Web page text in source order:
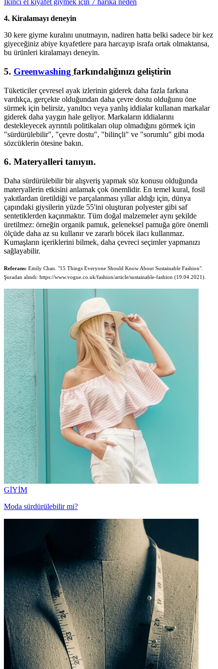
İkinci el kıyafet giymek için 7 harika neden
4. Kiralamayı deneyin
30 kere giyme kuralını unutmayın, nadiren hatta belki sadece bir kez
giyeceğiniz abiye kıyafetlere para harcayıp israfa ortak olmaktansa,
bu ürünleri kiralamayı deneyin.
5. Greenwashing farkındalığınızı geliştirin
Tüketiciler çevresel ayak izlerinin giderek daha fazla farkına
vardıkça, gerçekte olduğundan daha çevre dostu olduğunu öne
sürmek için belirsiz, yanıltıcı veya yanlış iddialar kullanan markalar
giderek daha yaygın hale geliyor. Markaların iddialarını
destekleyecek ayrıntılı politikaları olup olmadığını görmek için
"sürdürülebilir", "çevre dostu", "bilinçli" ve "sorumlu" gibi moda
sözcüklerin ötesine bakın.
6. Materyalleri tanıyın.
Daha sürdürülebilir bir alışveriş yapmak söz konusu olduğunda
materyallerin etkisini anlamak çok önemlidir. En temel kural, fosil
yakıtlardan üretildiği ve parçalanması yıllar aldığı için, dünya
çapındaki giysilerin yüzde 55'ini oluşturan polyester gibi saf
sentetiklerden kaçınmaktır. Tüm doğal malzemeler aynı şekilde
üretilmez: örneğin organik pamuk, geleneksel pamuğa göre önemli
ölçüde daha az su kullanır ve zararlı böcek ilacı kullanmaz.
Kumaşların içeriklerini bilmek, daha çevreci seçimler yapmanızı
sağlayabilir.
Referans: Emily Chan. "15 Things Everyone Should Know About Sustainable Fashion".
Şuradan alındı: https://www.vogue.co.uk/fashion/article/sustainable-fashion (19.04.2021).
GİYİM
Moda sürdürülebilir mi?